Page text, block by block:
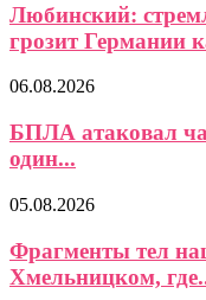
Любинский:
грозит Германии
06.08.2026
БПЛА атаковал
один...
05.08.2026
Фрагменты тел
Хмельницком,